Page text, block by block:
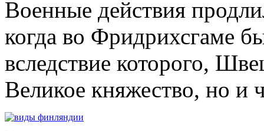
Военные действия
когда во Фридрихсгаме
вследствие которого,
Великое княжество, но и